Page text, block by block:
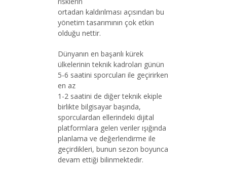
ortadan kaldırılması açısından bu
yönetim tasarımının çok etkin
olduğu nettir.
Dünyanın en başarılı kürek
ülkelerinin teknik kadroları günün
5-6 saatini sporcuları ile geçirirken
en az
1-2 saatini de diğer teknik ekiple
birlikte bilgisayar başında,
sporculardan ellerindeki dijital
platformlara gelen veriler ışığında
planlama ve değerlendirme ile
geçirdikleri, bunun sezon boyunca
devam ettiği bilinmektedir.